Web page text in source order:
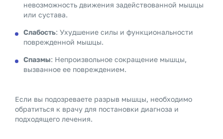
невозможность движения задействованной мышцы
или сустава.
Слабость: Ухудшение силы и функциональности
поврежденной мышцы.
Спазмы: Непроизвольное сокращение мышцы,
вызванное ее повреждением.
Если вы подозреваете разрыв мышцы, необходимо
обратиться к врачу для постановки диагноза и
подходящего лечения.